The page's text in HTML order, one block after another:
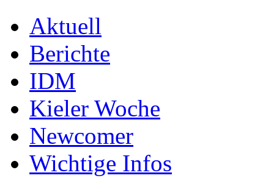
Aktuell
Berichte
IDM
Kieler Woche
Newcomer
Wichtige Infos